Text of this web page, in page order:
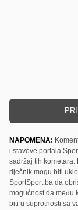
NAPOMENA:
i stavove portala
sadržaj tih
riječnik mogu biti
SportSport.ba da
mogućnost da među
biti u suprotnosti sa